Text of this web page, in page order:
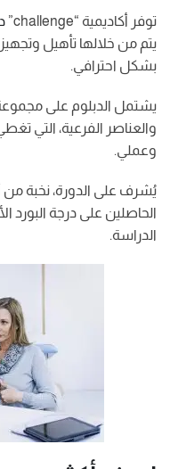
توفر أكاديمية “challenge”
يتم من خلالها تأهيل
بشكل احترافي.
يشتمل الدبلوم على
والعناصر الفرعية، التي
وعملي.
يُشرف على الدورة، نخبة من
الحاصلين على درجة البورد
الدراسة.